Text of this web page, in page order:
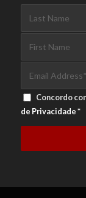
Concordo
de Privacidade*